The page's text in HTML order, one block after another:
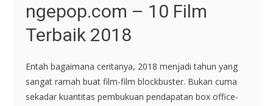
ngepop.com – 10 Film
Terbaik 2018
Entah bagaimana ceritanya, 2018 menjadi tahun yang
sangat ramah buat film-film blockbuster. Bukan cuma
sekadar kuantitas pembukuan pendapatan box office-